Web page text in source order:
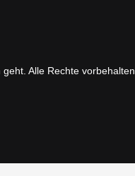
Alle Rechte vorbehalten.